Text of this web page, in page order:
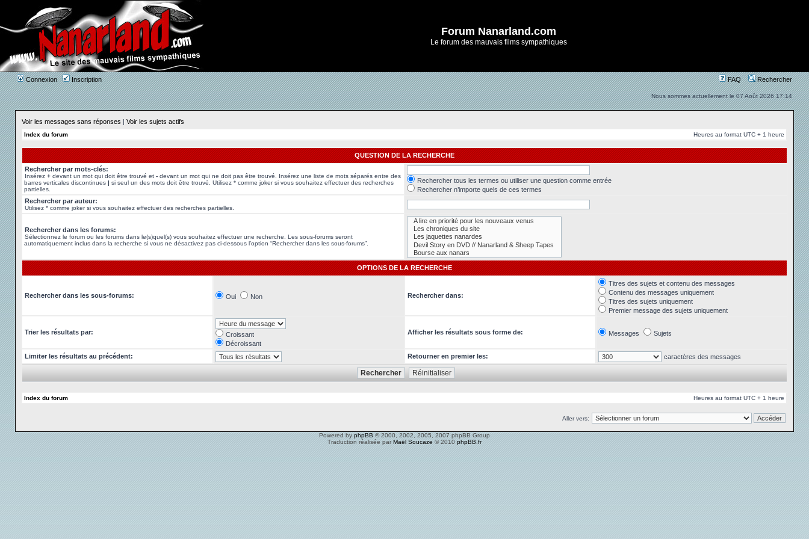
Forum Nanarland.com
Le forum des mauvais films sympathiques
Connexion Inscription FAQ Rechercher
Nous sommes actuellement le 07 Août 2026 17:14
Voir les messages sans réponses | Voir les sujets actifs
Index du forum Heures au format UTC + 1 heure
QUESTION DE LA RECHERCHE
Rechercher par mots-clés:
Insérez + devant un mot qui doit être trouvé et - devant un mot qui ne doit pas être trouvé. Insérez une liste de mots séparés entre des
barres verticales discontinues | si seul un des mots doit être trouvé. Utilisez * comme joker si vous souhaitez effectuer des recherches
partielles.
Rechercher tous les termes ou utiliser une question comme entrée
Rechercher n’importe quels de ces termes
Rechercher par auteur:
Utilisez * comme joker si vous souhaitez effectuer des recherches partielles.
Rechercher dans les forums:
Sélectionnez le forum ou les forums dans le(s)quel(s) vous souhaitez effectuer une recherche. Les sous-forums seront
automatiquement inclus dans la recherche si vous ne désactivez pas ci-dessous l’option “Rechercher dans les sous-forums”.
OPTIONS DE LA RECHERCHE
Rechercher dans les sous-forums: Oui Non Rechercher dans:
Titres des sujets et contenu des messages
Contenu des messages uniquement
Titres des sujets uniquement
Premier message des sujets uniquement
Trier les résultats par:
Croissant
Décroissant
Afficher les résultats sous forme de: Messages Sujets
Limiter les résultats au précédent: Retourner en premier les: caractères des messages
Index du forum Heures au format UTC + 1 heure
Aller vers:
Powered by phpBB © 2000, 2002, 2005, 2007 phpBB Group
Traduction réalisée parMaël Soucaze © 2010 phpBB.fr